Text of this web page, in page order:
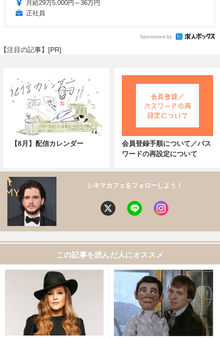
月給29万5,000円～36万円
正社員
Sponsored by
【注目の記事】[PR]
【8月】配信カレンダー
会員登録手順について／パス
ワードの再設定について
シネマカフェをフォローしよう！
この記事を読んだ人にオススメ